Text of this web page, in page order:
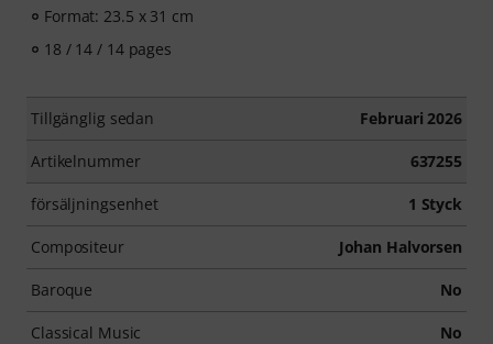
Format: 23.5 x 31 cm
18 / 14 / 14 pages
Tillgänglig sedan Februari 2026
Artikelnummer 637255
försäljningsenhet 1 Styck
Compositeur Johan Halvorsen
Baroque No
Classical Music No